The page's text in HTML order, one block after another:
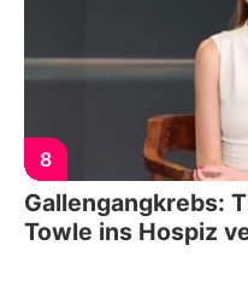
8
Gallengangkrebs:
Towle ins Hospiz